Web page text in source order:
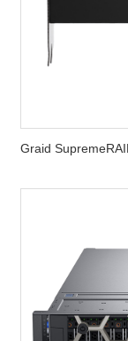
Graid